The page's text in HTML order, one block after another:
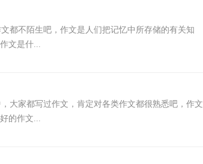
都不陌生吧，作文是人们把记忆中所存储的有关知
文是什...
家都写过作文，肯定对各类作文都很熟悉吧，作文
的作文...